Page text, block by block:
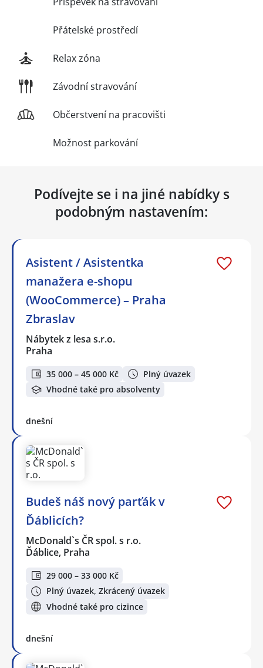
Přátelské prostředí
Relax zóna
Závodní stravování
Občerstvení na pracovišti
Možnost parkování
Podívejte se i na jiné nabídky s
podobným nastavením:
Asistent / Asistentka
manažera e-shopu
(WooCommerce) – Praha
Zbraslav
Nábytek z lesa s.r.o.
Praha
35 000 – 45 000 Kč
Plný úvazek
Vhodné také pro absolventy
dnešní
Budeš náš nový parťák v
Ďáblicích?
McDonald`s ČR spol. s r.o.
Ďáblice, Praha
29 000 – 33 000 Kč
Plný úvazek, Zkrácený úvazek
Vhodné také pro cizince
dnešní